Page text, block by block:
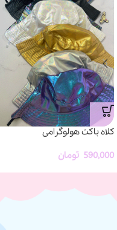
کلاه باکت هولوگرامی
590,000 تومان